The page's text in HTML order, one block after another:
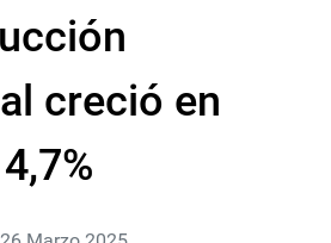
creció en